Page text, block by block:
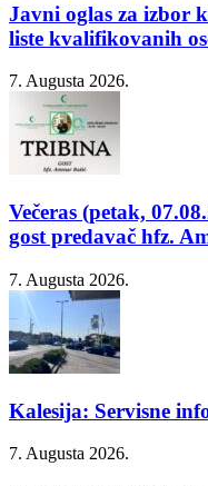
Javni oglas za izbor
liste kvalifikovanih
7. Augusta 2026.
Večeras (petak,
gost predavač hfz.
7. Augusta 2026.
Kalesija: Servisne
7. Augusta 2026.